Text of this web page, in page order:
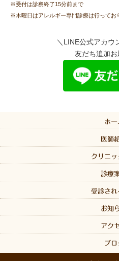
※受付は診察終了15分前まで
※木曜日はアレルギー専門診療は行ってお
＼LINE公式アカウ
友だち追加
ホー
医師
クリニッ
診療
受診され
お知
アク
ブロ